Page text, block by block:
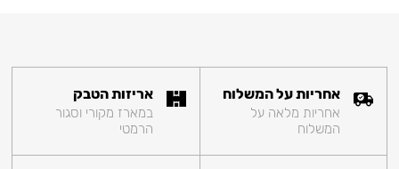
אחריות על המשלוח
אחריות מלאה על
המשלוח
אריזות הטבק
במארז מקורי וסגור
הרמטי